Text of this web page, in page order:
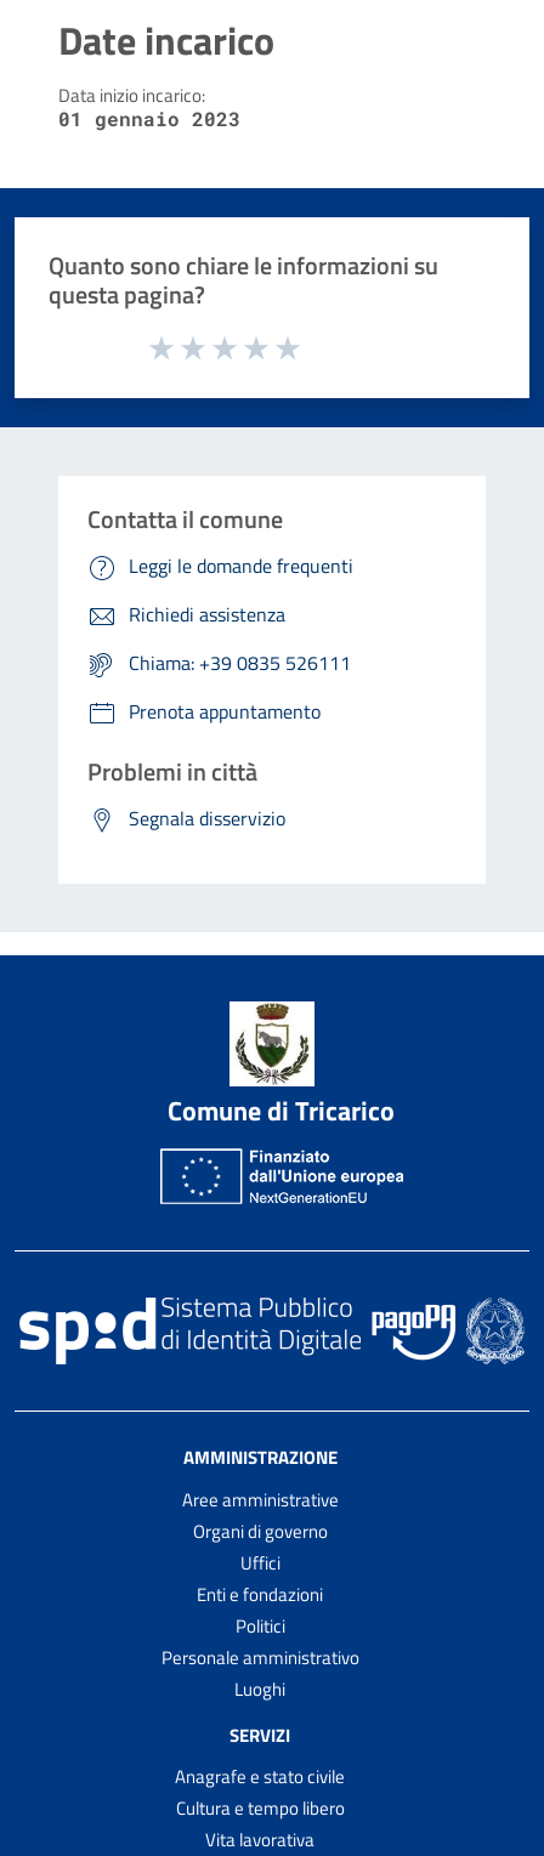
Date incarico
Data inizio incarico:
01 gennaio 2023
Quanto sono chiare le informazioni su
questa pagina?
Valuta da 1 a 5 stelle la pagina
Contatta il comune
Leggi le domande frequenti
Richiedi assistenza
Chiama: +39 0835 526111
Prenota appuntamento
Problemi in città
Segnala disservizio
Comune di Tricarico
AMMINISTRAZIONE
Aree amministrative
Organi di governo
Uffici
Enti e fondazioni
Politici
Personale amministrativo
Luoghi
SERVIZI
Anagrafe e stato civile
Cultura e tempo libero
Vita lavorativa